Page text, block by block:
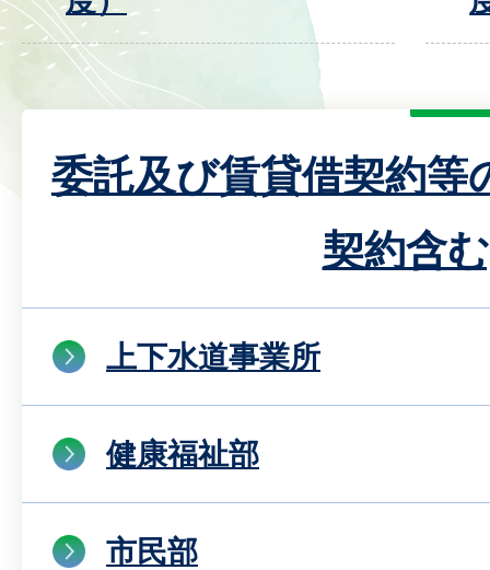
委託及び賃貸借契約等
契約含
上下水道事業所
健康福祉部
市民部